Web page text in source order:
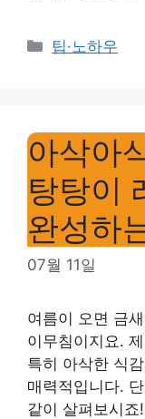
Categories
팁·노하우
아삭아
탕탕이
완성하
07월 11일
여름이 오면 금
이무침이지요.
특히 아삭한 식
매력적입니다.
같이 살펴보시